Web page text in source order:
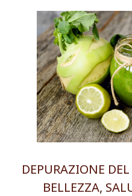
DEPURAZIONE
BELLEZZA,